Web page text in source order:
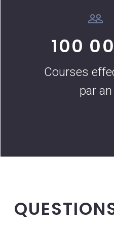
tout au long de notre
faciles et agréables. Il a
de qualité.
100
Courses
par an